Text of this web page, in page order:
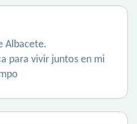
Albacete.
para vivir juntos en mi